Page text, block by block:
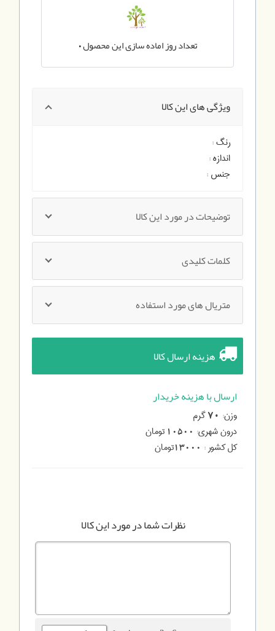
تعداد روز اماده سازی این محصول0
ویژگی های این کالا
رنگ :
اندازه :
جنس :
توضیحات در مورد این کالا
کلمات کلیدی
متریال های مورد استفاده
هزینه ارسال کالا
ارسال با هزینه خریدار
وزن:
گرم
درون شهری: 10500 تومان
کل کشور : 13000تومان
نظرات شما در مورد این کالا